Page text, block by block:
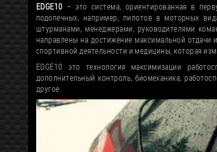
EDGE10 – это система, ориентированная в
подопечных, например, пилотов в моторных
штурманами, менеджерами, руководителями
направлены на достижение максимальной
спортивной деятельности и медицины, которая
EDGE10 это технология максимизации
дополнительный контроль, биомеханика,
другое.